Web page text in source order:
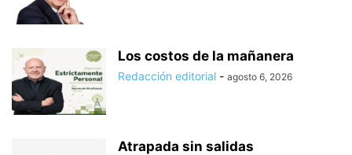
Los costos de la mañanera
Redacción editorial - agosto 6, 2026
Atrapada sin salidas